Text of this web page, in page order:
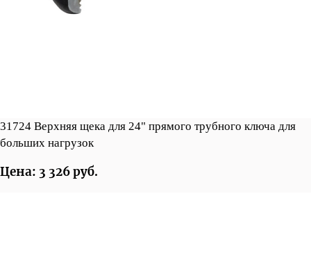
31724 Верхняя щека для 24" прямого трубного ключа для
больших нагрузок
Цена: 3 326 руб.